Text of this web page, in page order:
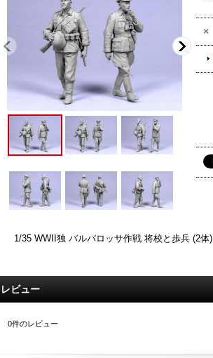
×
1/35 WWII独 バルバロッサ作戦 将校と歩兵 (2体)
レビュー
0件のレビュー